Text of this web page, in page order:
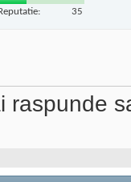
35
raspunde